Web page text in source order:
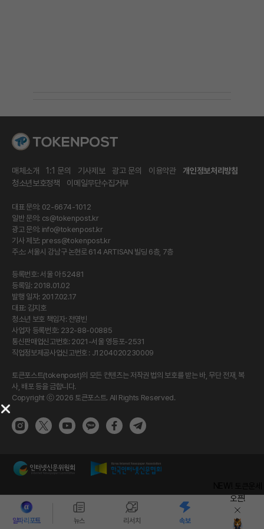
알파리포트 뉴스 리서치 속보
오픈!
매체소개 1:1 문의 기사제보 광고 문의 이용약관
개인정보처리방침
청소년보호정책
이메일무단수집거부
대표 문의: 02-6674-1012
일반 문의: cs@tokenpost.kr
광고 문의: info@tokenpost.kr
기사 제보: press@tokenpost.kr
주소: 서울시 강남구 논현로 614 ARTISAN 빌딩 6층, 7층
등록번호: 서울 아 52481
등록일: 2018.01.02
발행 일자: 2017.02.17
대표: 김지호
청소년 보호 책임자: 전영빈
사업자 등록번호: 232-88-00885
통신판매업신고번호: 2021-서울 영등포-2531
직업정보제공사업신고번호 : J1204020230009
토큰포스트(tokenpost)의 모든 컨텐츠는 저작권 법의 보호를 받는 바, 무단 전재, 복
사, 배포 등을 금합니다.
Copyright ⓒ 2026 토큰포스트. All Rights Reserved.